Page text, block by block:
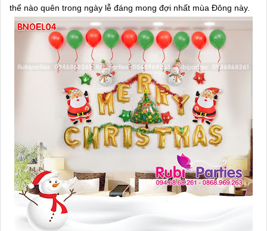
thể nào quên trong ngày lễ đáng mong đợi nhất mùa Đông này.